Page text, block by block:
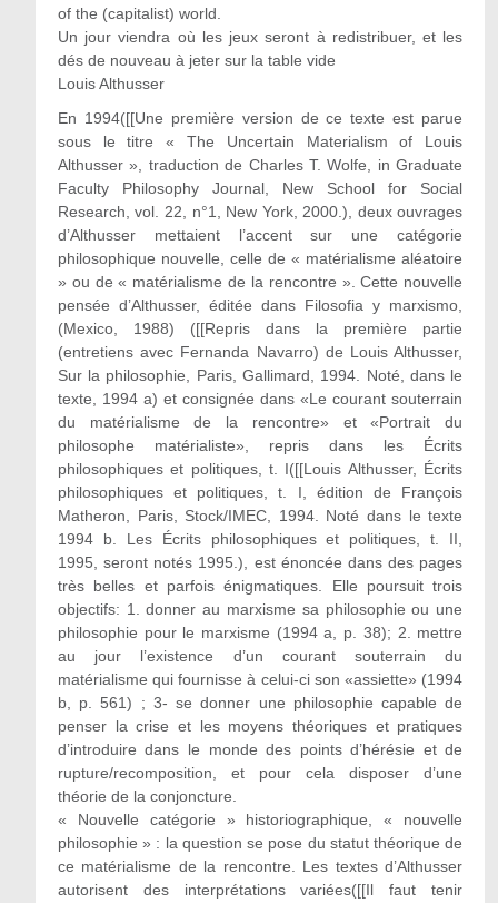
of the (capitalist) world.
Un jour viendra où les jeux seront à redistribuer, et les
dés de nouveau à jeter sur la table vide
Louis Althusser
En 1994([[Une première version de ce texte est parue
sous le titre « The Uncertain Materialism of Louis
Althusser », traduction de Charles T. Wolfe, in Graduate
Faculty Philosophy Journal, New School for Social
Research, vol. 22, n°1, New York, 2000.), deux ouvrages
d’Althusser mettaient l’accent sur une catégorie
philosophique nouvelle, celle de « matérialisme aléatoire
» ou de « matérialisme de la rencontre ». Cette nouvelle
pensée d’Althusser, éditée dans Filosofia y marxismo,
(Mexico, 1988) ([[Repris dans la première partie
(entretiens avec Fernanda Navarro) de Louis Althusser,
Sur la philosophie, Paris, Gallimard, 1994. Noté, dans le
texte, 1994 a) et consignée dans «Le courant souterrain
du matérialisme de la rencontre» et «Portrait du
philosophe matérialiste», repris dans les Écrits
philosophiques et politiques, t. I([[Louis Althusser, Écrits
philosophiques et politiques, t. I, édition de François
Matheron, Paris, Stock/IMEC, 1994. Noté dans le texte
1994 b. Les Écrits philosophiques et politiques, t. II,
1995, seront notés 1995.), est énoncée dans des pages
très belles et parfois énigmatiques. Elle poursuit trois
objectifs: 1. donner au marxisme sa philosophie ou une
philosophie pour le marxisme (1994 a, p. 38); 2. mettre
au jour l’existence d’un courant souterrain du
matérialisme qui fournisse à celui-ci son «assiette» (1994
b, p. 561) ; 3- se donner une philosophie capable de
penser la crise et les moyens théoriques et pratiques
d’introduire dans le monde des points d’hérésie et de
rupture/recomposition, et pour cela disposer d’une
théorie de la conjoncture.
« Nouvelle catégorie » historiographique, « nouvelle
philosophie » : la question se pose du statut théorique de
ce matérialisme de la rencontre. Les textes d’Althusser
autorisent des interprétations variées([[Il faut tenir